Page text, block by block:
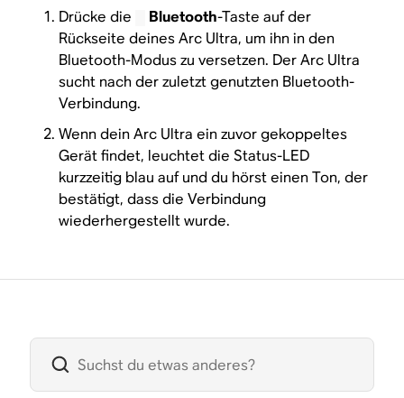
Drücke die Bluetooth-Taste auf der
Rückseite deines Arc Ultra, um ihn in den
Bluetooth-Modus zu versetzen. Der Arc Ultra
sucht nach der zuletzt genutzten Bluetooth-
Verbindung.
Wenn dein Arc Ultra ein zuvor gekoppeltes
Gerät findet, leuchtet die Status-LED
kurzzeitig blau auf und du hörst einen Ton, der
bestätigt, dass die Verbindung
wiederhergestellt wurde.